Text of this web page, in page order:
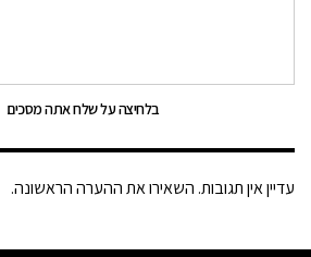
בלחיצה על שלח אתה מסכים
עדיין אין תגובות. השאירו את ההערה הראשונה.